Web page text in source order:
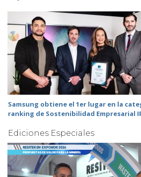
Samsung obtiene el 1er lugar en la
ranking de Sostenibilidad Empresarial
Ediciones Especiales